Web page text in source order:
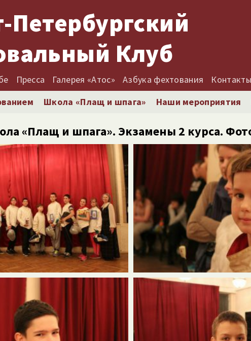
Петербургский
Клуб
Пресса Галерея «Атос» Азбука фехтования
Контакты
Школа «Плащ и шпага» Наши мероприятия
«Плащ и шпага». Экзамены 2 курса.